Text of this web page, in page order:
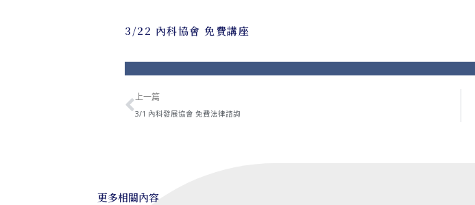
3/22 內科協會 免費講座
上一頁
上一篇
3/1 內科發展協會 免費法律諮詢
更多相關內容